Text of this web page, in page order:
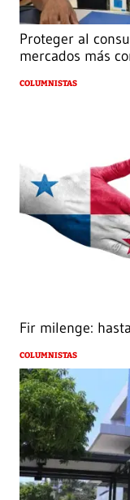
Proteger al
mercados más
COLUMNISTAS
Fir milenge:
COLUMNISTAS